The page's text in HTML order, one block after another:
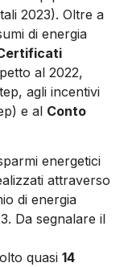
2023). Oltre a
di energia
al 2022,
agli incentivi
e al Conto
energetici
attraverso
di energia
Da segnalare il
quasi 14